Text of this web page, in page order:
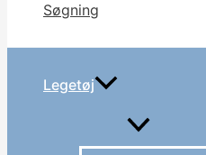
Søgning
Legetøj